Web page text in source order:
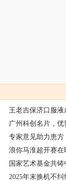
王老吉保济口服液
广州科创名片，
专家意见助力患方
浪你马淮超开赛
国家艺术基金共
2025年末换机不纠